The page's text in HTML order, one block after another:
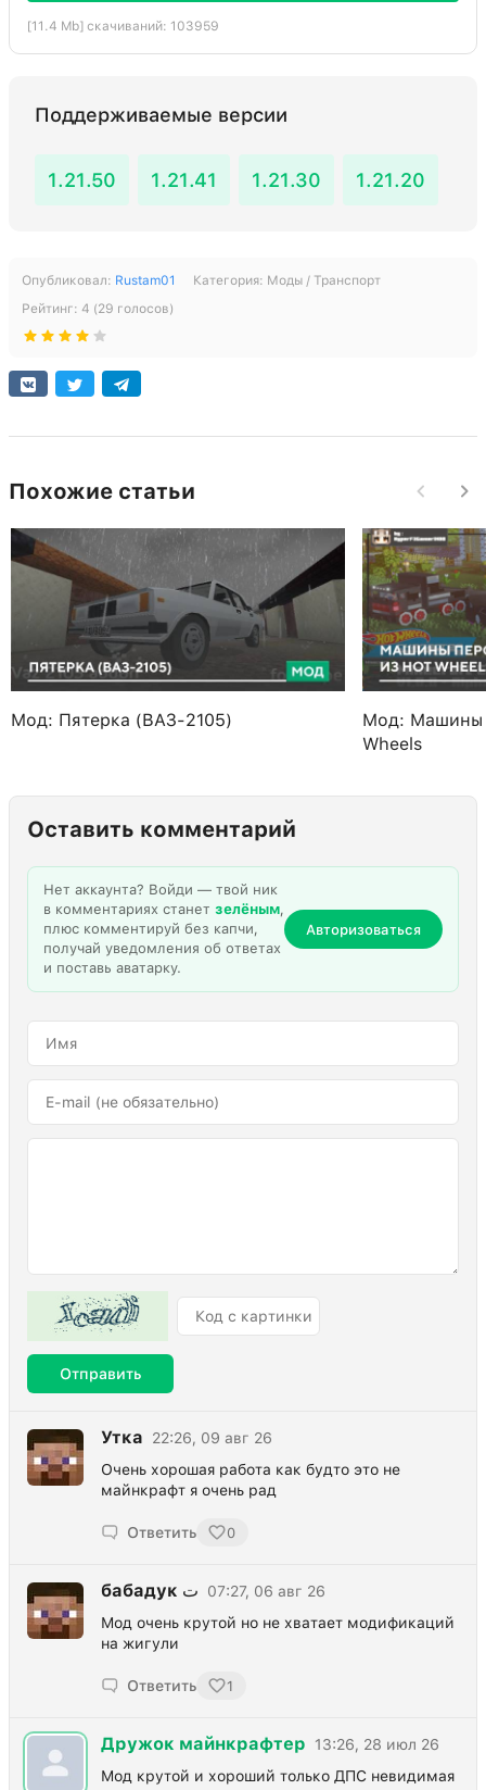
[11.4 Mb] скачиваний: 103959
Поддерживаемые версии
1.21.50 1.21.41 1.21.30 1.21.20
Опубликовал: Rustam01 Категория: Моды / Транспорт
Рейтинг: 4 (29 голосов)
Похожие статьи
Мод: Пятерка (ВАЗ-2105)
Мод: Машины
Wheels
Оставить комментарий
Нет аккаунта? Войди — твой ник
в комментариях станет зелёным,
плюс комментируй без капчи,
получай уведомления об ответах
и поставь аватарку.
Авторизоваться
Отправить
Утка
22:26, 09 авг 26
Очень хорошая работа как будто это не
майнкрафт я очень рад
Ответить 0
бабадук ت
07:27, 06 авг 26
Мод очень крутой но не хватает модификаций
на жигули
Ответить 1
Дружок майнкрафтер
13:26, 28 июл 26
Мод крутой и хороший только ДПС невидимая